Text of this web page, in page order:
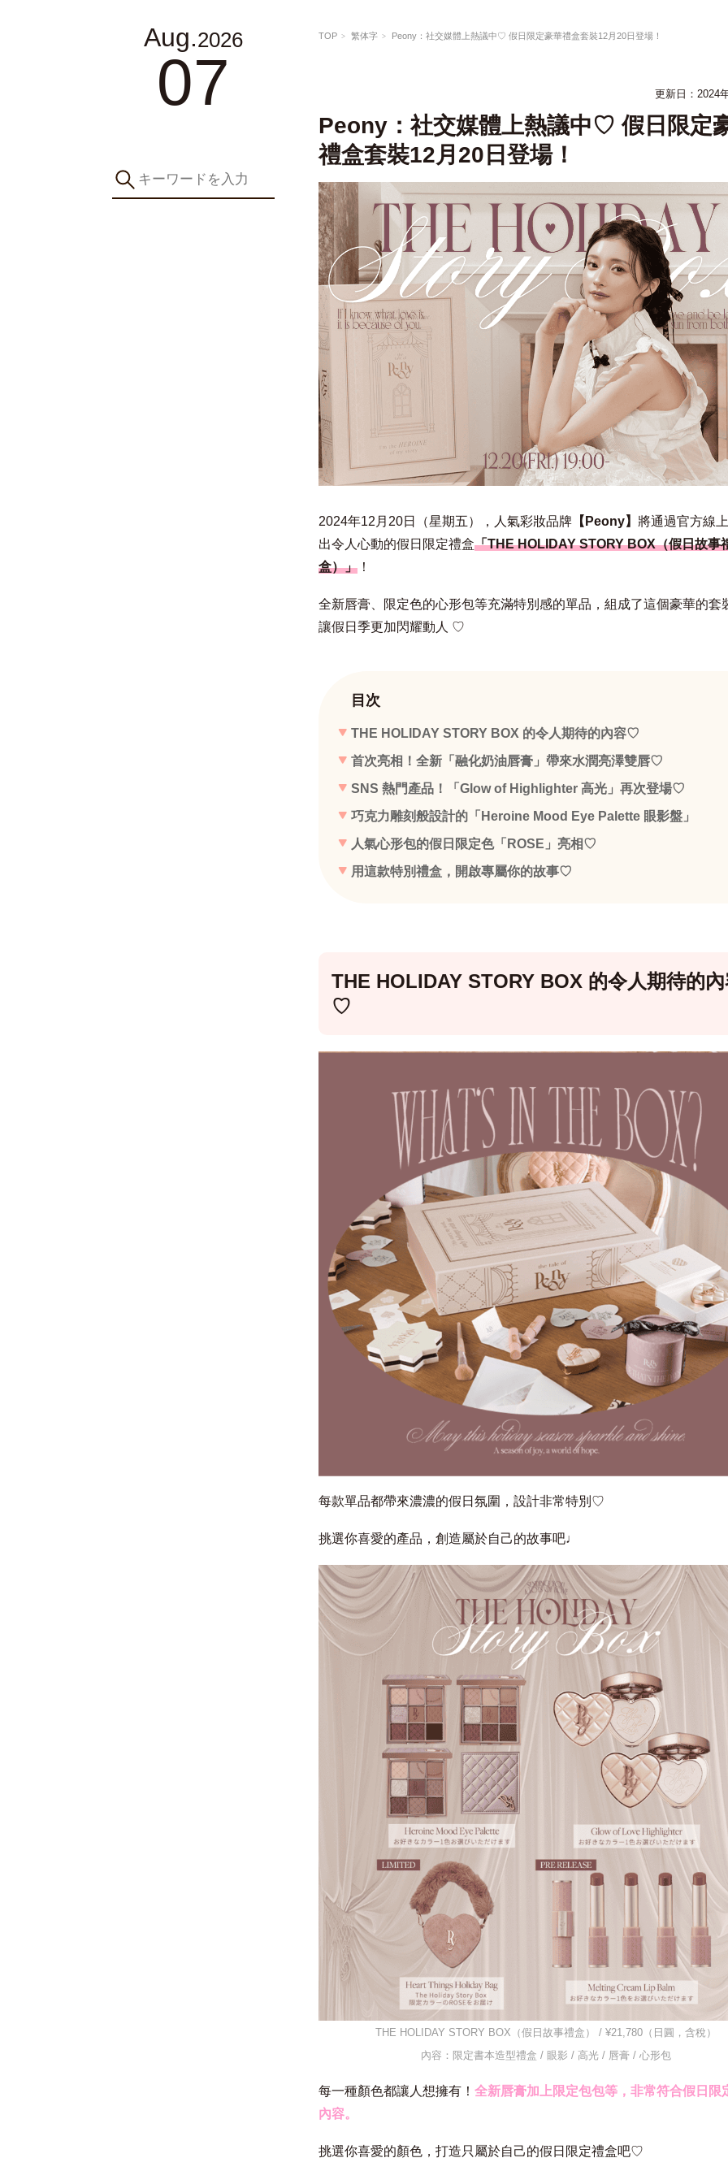
Aug.2026
07
TOP 繁体字 Peony：社交媒體上熱議中♡ 假日限定豪華禮盒套裝12月20日登場！
更新日： 2024
Peony：社交媒體上熱議中♡ 假日限定
禮盒套裝12月20日登場！
2024年12月20日（星期五），人氣彩妝品牌【Peony】 將通過官方線
出令人心動的假日限定禮盒「THE HOLIDAY STORY BOX（假日故事
盒）」！
全新唇膏、限定色的心形包等充滿特別感的單品，組成了這個豪華的套
讓假日季更加閃耀動人 ♡
目次
THE HOLIDAY STORY BOX 的令人期待的內容♡
首次亮相！全新「融化奶油唇膏」帶來水潤亮澤雙唇♡
SNS 熱門產品！「Glow of Highlighter 高光」再次登場♡
巧克力雕刻般設計的「Heroine Mood Eye Palette 眼影盤」
人氣心形包的假日限定色「ROSE」亮相♡
用這款特別禮盒，開啟專屬你的故事♡
THE HOLIDAY STORY BOX 的令人期待的
♡
每款單品都帶來濃濃的假日氛圍，設計非常特別♡
挑選你喜愛的產品，創造屬於自己的故事吧♩
THE HOLIDAY STORY BOX（假日故事禮盒）
/ ¥21,780（日圓，含稅）
內容：限定書本造型禮盒 / 眼影 / 高光 / 唇膏 / 心形包
每一種顏色都讓人想擁有！ 全新唇膏加上限定包包等，非常符合假日限
內容。
挑選你喜愛的顏色，打造只屬於自己的假日限定禮盒吧♡